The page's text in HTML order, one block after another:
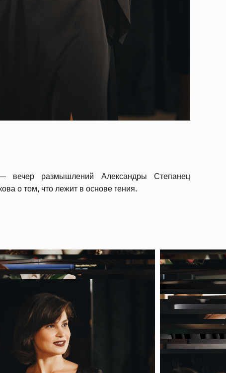
вечер размышлений Александры Степанец
о том, что лежит в основе гения.